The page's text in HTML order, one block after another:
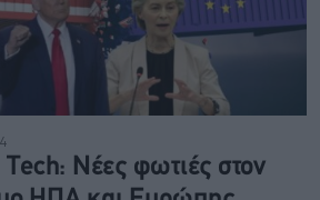
Νέες φωτιές στον